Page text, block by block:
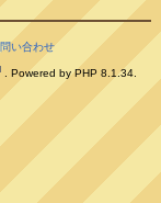
い合わせ
. Powered by PHP 8.1.34.